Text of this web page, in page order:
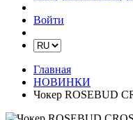
Войти
Главная
НОВИНКИ
Чокер ROSEBUD